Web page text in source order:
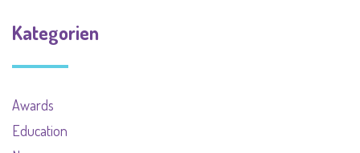
Kategorien
Awards
Education